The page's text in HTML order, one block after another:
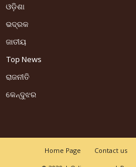
ଓଡ଼ିଶା
ଭଦ୍ରକ
ଜାତୀୟ
Top News
ରାଜନୀତି
କେନ୍ଦୁଝର
Home Page Contact us